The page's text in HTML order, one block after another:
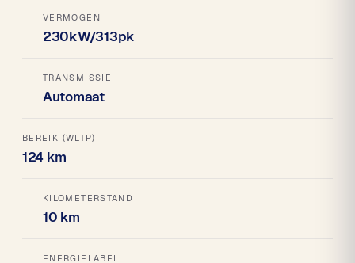
VERMOGEN
230kW/313pk
TRANSMISSIE
Automaat
BEREIK (WLTP)
124 km
KILOMETERSTAND
10 km
ENERGIELABEL